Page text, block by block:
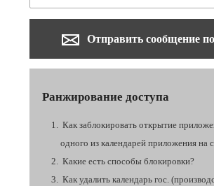
Отправить сообщение
Ранжирование доступа
Как заблокировать открытие
одного из календарей приложения на
Какие есть способы блокировки?
Как удалить календарь гос.